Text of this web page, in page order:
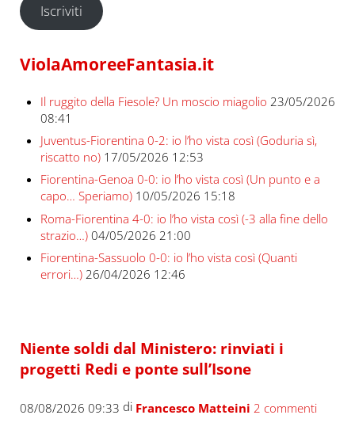
Iscriviti
ViolaAmoreeFantasia.it
Il ruggito della Fiesole? Un moscio miagolio 23/05/2026
08:41
Juventus-Fiorentina 0-2: io l’ho vista così (Goduria sì,
riscatto no) 17/05/2026 12:53
Fiorentina-Genoa 0-0: io l’ho vista così (Un punto e a
capo… Speriamo) 10/05/2026 15:18
Roma-Fiorentina 4-0: io l’ho vista così (-3 alla fine dello
strazio…) 04/05/2026 21:00
Fiorentina-Sassuolo 0-0: io l’ho vista così (Quanti
errori…) 26/04/2026 12:46
Niente soldi dal Ministero: rinviati i
progetti Redi e ponte sull’Isone
08/08/2026 09:33 di Francesco Matteini 2 commenti